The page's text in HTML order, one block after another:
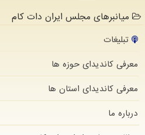
میانبرهای مجلس ایران دات کام
تبلیغات
معرفی کاندیدای حوزه ها
معرفی کاندیدای استان ها
درباره ما